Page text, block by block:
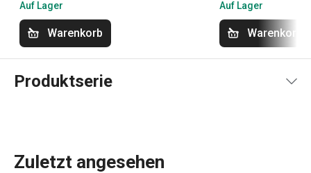
Auf Lager
Warenkorb
Auf Lager
Warenkorb
Produktserie
Zuletzt angesehen